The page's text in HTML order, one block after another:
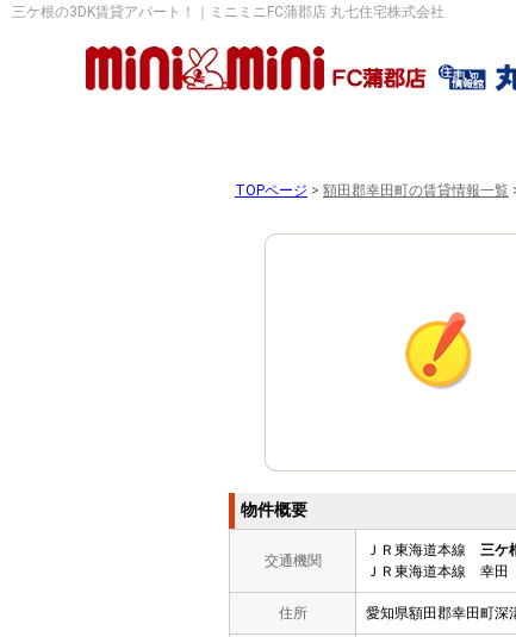
三ケ根の3DK賃貸アパート！｜ミニミニFC蒲郡店 丸七住宅株式会社
TOPページ > 額田郡幸田町の賃貸情報一覧
物件概要
交通機関
ＪＲ東海道本線 三ケ
ＪＲ東海道本線 幸
住所 愛知県額田郡幸田町深